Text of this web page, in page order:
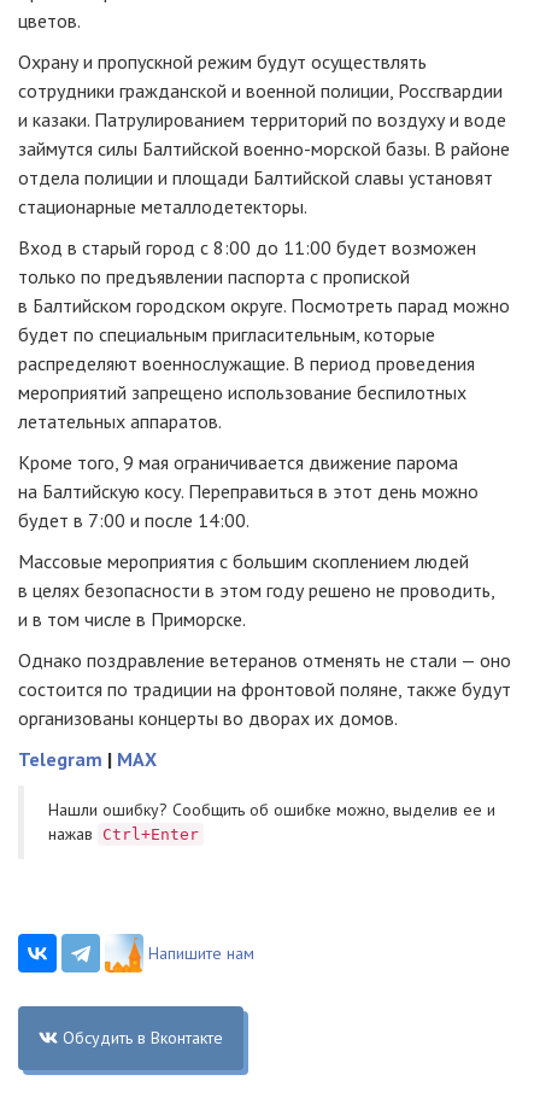
цветов.
Охрану и пропускной режим будут осуществлять
сотрудники гражданской и военной полиции, Россгвардии
и казаки. Патрулированием территорий по воздуху и воде
займутся силы Балтийской военно-морской базы. В районе
отдела полиции и площади Балтийской славы установят
стационарные металлодетекторы.
Вход в старый город с 8:00 до 11:00 будет возможен
только по предъявлении паспорта с пропиской
в Балтийском городском округе. Посмотреть парад можно
будет по специальным пригласительным, которые
распределяют военнослужащие. В период проведения
мероприятий запрещено использование беспилотных
летательных аппаратов.
Кроме того, 9 мая ограничивается движение парома
на Балтийскую косу. Переправиться в этот день можно
будет в 7:00 и после 14:00.
Массовые мероприятия с большим скоплением людей
в целях безопасности в этом году решено не проводить,
и в том числе в Приморске.
Однако поздравление ветеранов отменять не стали — оно
состоится по традиции на фронтовой поляне, также будут
организованы концерты во дворах их домов.
Telegram | MAX
Нашли ошибку? Cообщить об ошибке можно, выделив ее и
нажав
Ctrl+Enter
Напишите нам
Обсудить в Вконтакте